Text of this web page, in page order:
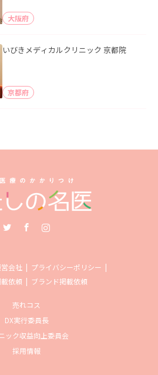
大阪府
いびきメディカルクリニック 京都院
京都府
会社
プライバシーポリシー
依頼
ブランド掲載依頼
売れコス
DX実行委員長
ック収益向上委員会
採用情報